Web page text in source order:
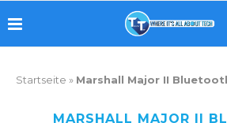
Startseite » Marshall Major II
MARSHALL MAJOR II